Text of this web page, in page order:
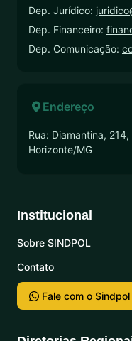
Dep. Jurídico:
Dep. Financeiro:
Dep. Comunicação:
Endereço
Rua: Diamantina,
Horizonte/MG
Institucional
Sobre SINDPOL
Contato
Fale com o Sindpol